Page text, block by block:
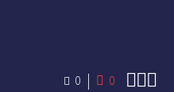
0 0 